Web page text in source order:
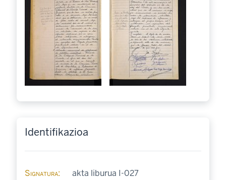
Identifikazioa
Signatura
akta liburua I-027